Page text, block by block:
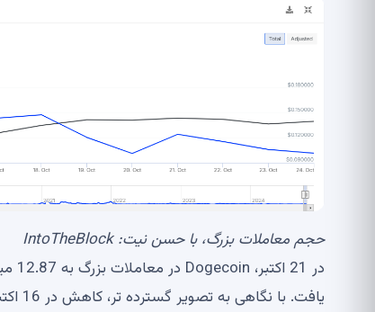
حجم معاملات بزرگ، با حسن نیت: IntoTheBlock